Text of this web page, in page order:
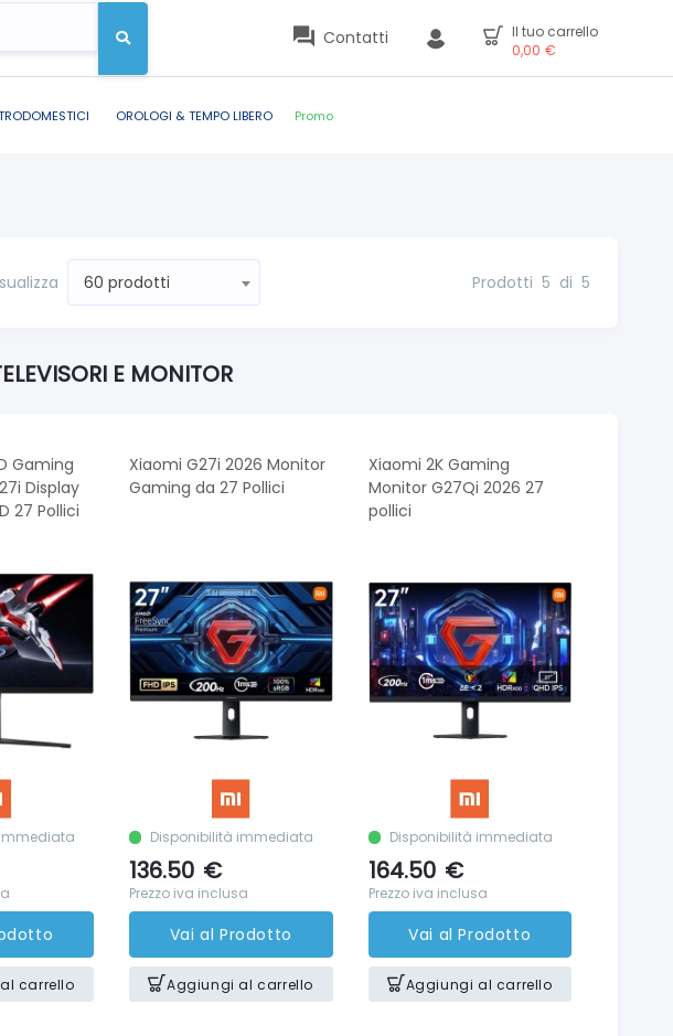
Contatti
Il tuo carrello
0,00 €
OROLOGI & TEMPO LIBERO Promo
60 prodotti Prodotti 5 di 5
E MONITOR
Gaming
Display
27 Pollici
carrello
Xiaomi G27i 2026 Monitor
Gaming da 27 Pollici
Disponibilità immediata
136.50 €
Prezzo iva inclusa
Vai al Prodotto
Aggiungi al carrello
Xiaomi 2K Gaming
Monitor G27Qi 2026 27
pollici
Disponibilità immediata
164.50 €
Prezzo iva inclusa
Vai al Prodotto
Aggiungi al carrello